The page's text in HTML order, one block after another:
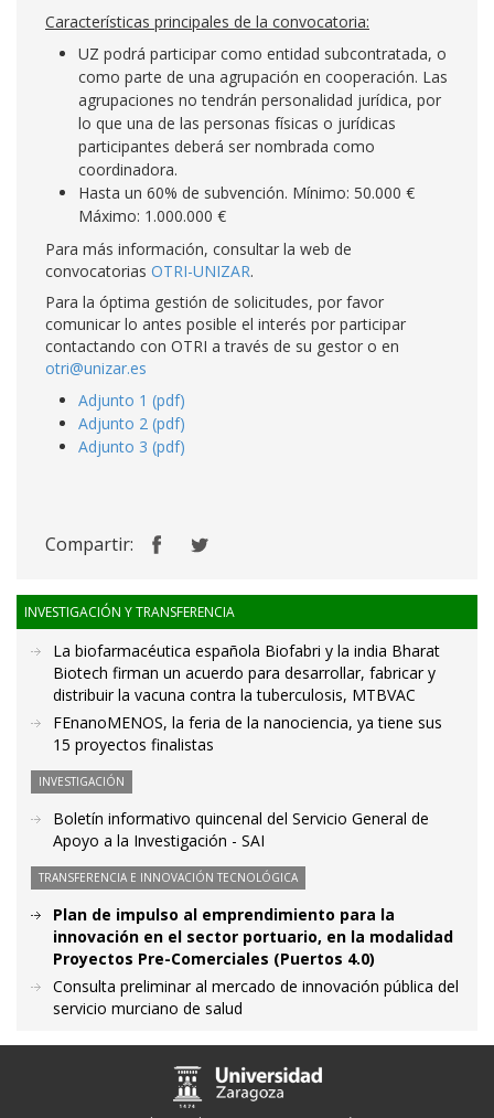
Características principales de la convocatoria:
UZ podrá participar como entidad subcontratada, o
como parte de una agrupación en cooperación. Las
agrupaciones no tendrán personalidad jurídica, por
lo que una de las personas físicas o jurídicas
participantes deberá ser nombrada como
coordinadora.
Hasta un 60% de subvención. Mínimo: 50.000 €
Máximo: 1.000.000 €
Para más información, consultar la web de
convocatorias OTRI-UNIZAR.
Para la óptima gestión de solicitudes, por favor
comunicar lo antes posible el interés por participar
contactando con OTRI a través de su gestor o en
otri@unizar.es
Adjunto 1 (pdf)
Adjunto 2 (pdf)
Adjunto 3 (pdf)
Compartir:
INVESTIGACIÓN Y TRANSFERENCIA
La biofarmacéutica española Biofabri y la india Bharat
Biotech firman un acuerdo para desarrollar, fabricar y
distribuir la vacuna contra la tuberculosis, MTBVAC
FEnanoMENOS, la feria de la nanociencia, ya tiene sus
15 proyectos finalistas
INVESTIGACIÓN
Boletín informativo quincenal del Servicio General de
Apoyo a la Investigación - SAI
TRANSFERENCIA E INNOVACIÓN TECNOLÓGICA
Plan de impulso al emprendimiento para la
innovación en el sector portuario, en la modalidad
Proyectos Pre-Comerciales (Puertos 4.0)
Consulta preliminar al mercado de innovación pública del
servicio murciano de salud